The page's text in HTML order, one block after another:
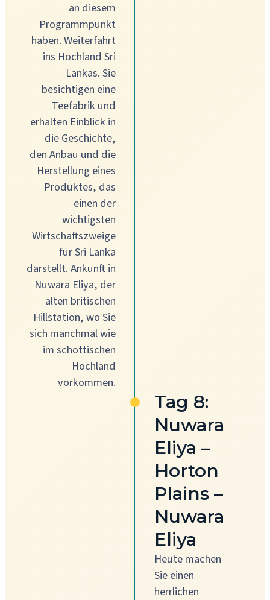
an diesem
Programmpunkt
haben. Weiterfahrt
ins Hochland Sri
Lankas. Sie
besichtigen eine
Teefabrik und
erhalten Einblick in
die Geschichte,
den Anbau und die
Herstellung eines
Produktes, das
einen der
wichtigsten
Wirtschaftszweige
für Sri Lanka
darstellt. Ankunft in
Nuwara Eliya, der
alten britischen
Hillstation, wo Sie
sich manchmal wie
im schottischen
Hochland
vorkommen.
Tag 8:
Nuwara
Eliya –
Horton
Plains –
Nuwara
Eliya
Heute machen
Sie einen
herrlichen